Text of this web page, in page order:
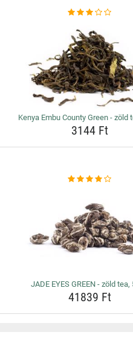
Kenya Embu County Green - zöld
3144 Ft
JADE EYES GREEN - zöld tea,
41839 Ft